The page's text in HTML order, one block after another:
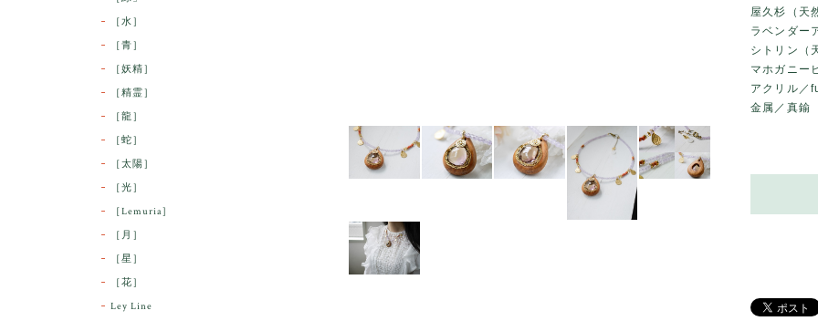
屋久杉（天
ラベンダー
シトリン（
マホガニー
アクリル／
金属／真鍮
［水］
［青］
［妖精］
［精霊］
［龍］
［蛇］
［太陽］
［光］
［Lemuria］
［月］
［星］
［花］
Ley Line